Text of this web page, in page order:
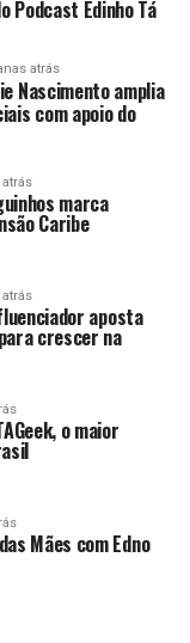
Podcast Edinho Tá
atrás
Nascimento amplia
com apoio do
marca
Caribe
aposta
crescer na
o maior
Mães com Edno